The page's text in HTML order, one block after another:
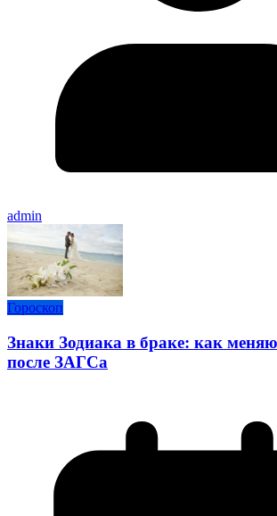
admin
Гороскоп
Знаки Зодиака в браке: как
после ЗАГСа